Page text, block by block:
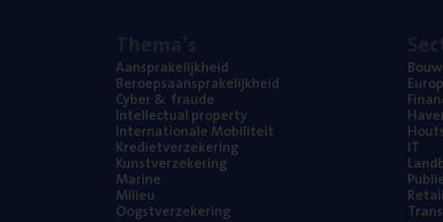
Aan­spra­ke­lijk­heid
Beroeps­aan­spra­ke­lijk­heid
Cyber& fraude
Intel­lec­tu­al property
Inter­na­ti­o­na­le Mobiliteit
Kre­diet­ver­ze­ke­ring
Kunst­ver­ze­ke­ring
Mari­ne
Mili­eu
Oogst­ver­ze­ke­ring
Bouw
IT
Retail